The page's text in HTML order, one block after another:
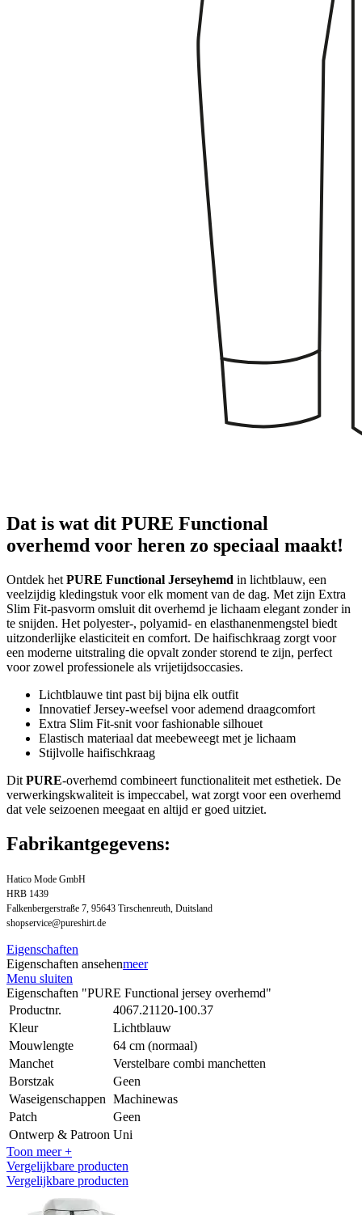
Dat is wat dit PURE Functional
overhemd voor heren zo speciaal maakt!
Ontdek het PURE Functional Jerseyhemd in lichtblauw, een
veelzijdig kledingstuk voor elk moment van de dag. Met zijn Extra
Slim Fit-pasvorm omsluit dit overhemd je lichaam elegant zonder in
te snijden. Het polyester-, polyamid- en elasthanenmengstel biedt
uitzonderlijke elasticiteit en comfort. De haifischkraag zorgt voor
een moderne uitstraling die opvalt zonder storend te zijn, perfect
voor zowel professionele als vrijetijdsoccasies.
Lichtblauwe tint past bij bijna elk outfit
Innovatief Jersey-weefsel voor ademend draagcomfort
Extra Slim Fit-snit voor fashionable silhouet
Elastisch materiaal dat meebeweegt met je lichaam
Stijlvolle haifischkraag
Dit PURE-overhemd combineert functionaliteit met esthetiek. De
verwerkingskwaliteit is impeccabel, wat zorgt voor een overhemd
dat vele seizoenen meegaat en altijd er goed uitziet.
Fabrikantgegevens:
Hatico Mode GmbH
HRB 1439
Falkenbergerstraße 7, 95643 Tirschenreuth, Duitsland
shopservice@pureshirt.de
Eigenschaften
Eigenschaften ansehenmeer
Menu sluiten
Eigenschaften "PURE Functional jersey overhemd"
Productnr.
4067.21120-100.37
Kleur
Lichtblauw
Mouwlengte
64 cm (normaal)
Manchet
Verstelbare combi manchetten
Borstzak
Geen
Waseigenschappen Machinewas
Patch
Geen
Ontwerp & Patroon Uni
Toon meer +
Vergelijkbare producten
Vergelijkbare producten